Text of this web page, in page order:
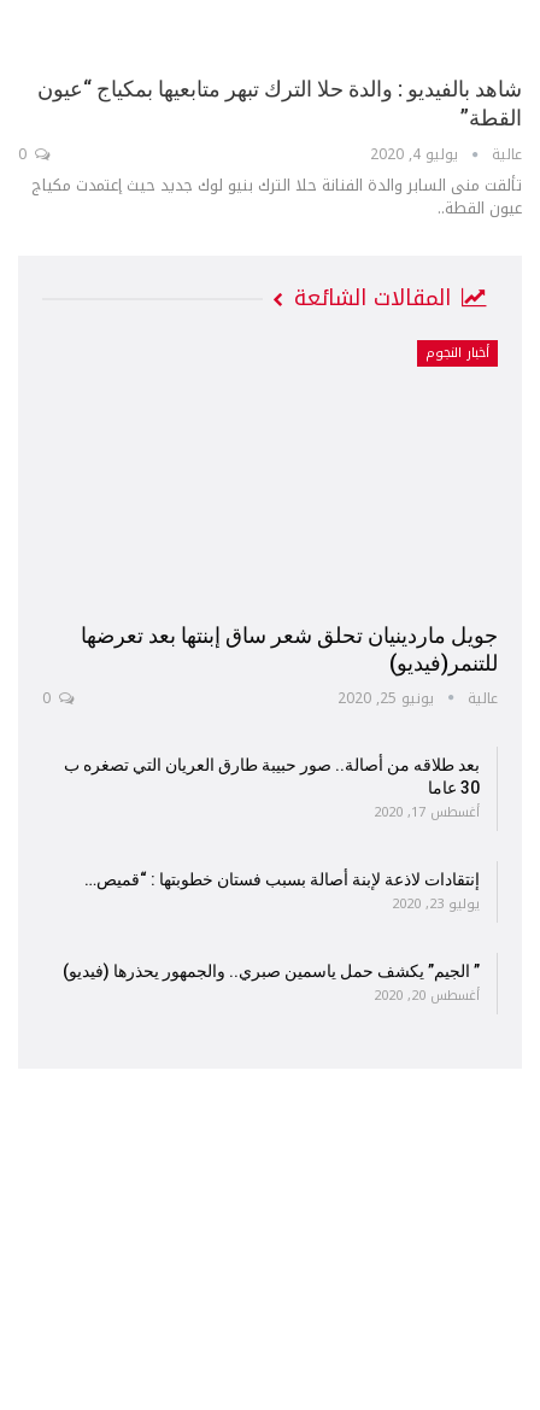
شاهد بالفيديو : والدة حلا الترك تبهر متابعيها بمكياج “عيون
القطة”
عالية يوليو 4, 2020
تألقت منى السابر والدة الفنانة حلا الترك بنيو لوك جديد حيث إعتمدت مكياج
عيون القطة..
المقالات الشائعة
أخبار النجوم
جويل ماردينيان تحلق شعر ساق إبنتها بعد تعرضها
للتنمر(فيديو)
عالية يونيو 25, 2020
بعد طلاقه من أصالة.. صور حبيبة طارق العريان التي تصغره ب
30 عاما
أغسطس 17, 2020
إنتقادات لاذعة لإبنة أصالة بسبب فستان خطوبتها : “قميص…
يوليو 23, 2020
” الجيم” يكشف حمل ياسمين صبري.. والجمهور يحذرها (فيديو)
أغسطس 20, 2020